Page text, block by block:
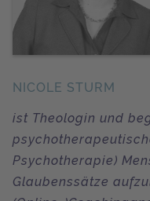
NICOLE STURM
ist Theologin und
Psychotherapie)
Glaubenssätze